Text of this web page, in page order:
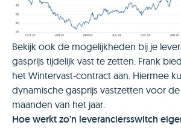
Bekijk ook de mogelijkheden bij je
gasprijs tijdelijk vast te zetten. Frank
het Wintervast-contract aan. Hiermee
dynamische gasprijs vastzetten voor
maanden van het jaar.
Hoe werkt zo’n leveranciersswitch